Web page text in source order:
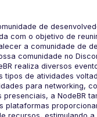
de
com o objetivo de
comunidade no
realiza diversos
tipos de atividades
presenciais, a NodeBR
plataformas